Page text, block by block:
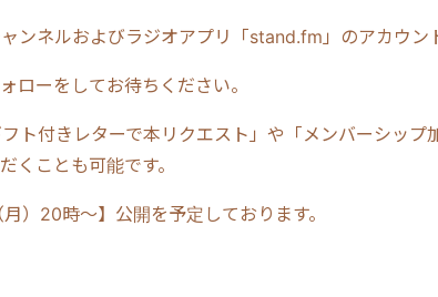
ンネルおよびラジオアプリ「stand.fm」のアカウン
ローをしてお待ちください。
ト付きレターで本リクエスト」や「メンバーシップ
くことも可能です。
）20時〜】公開を予定しております。